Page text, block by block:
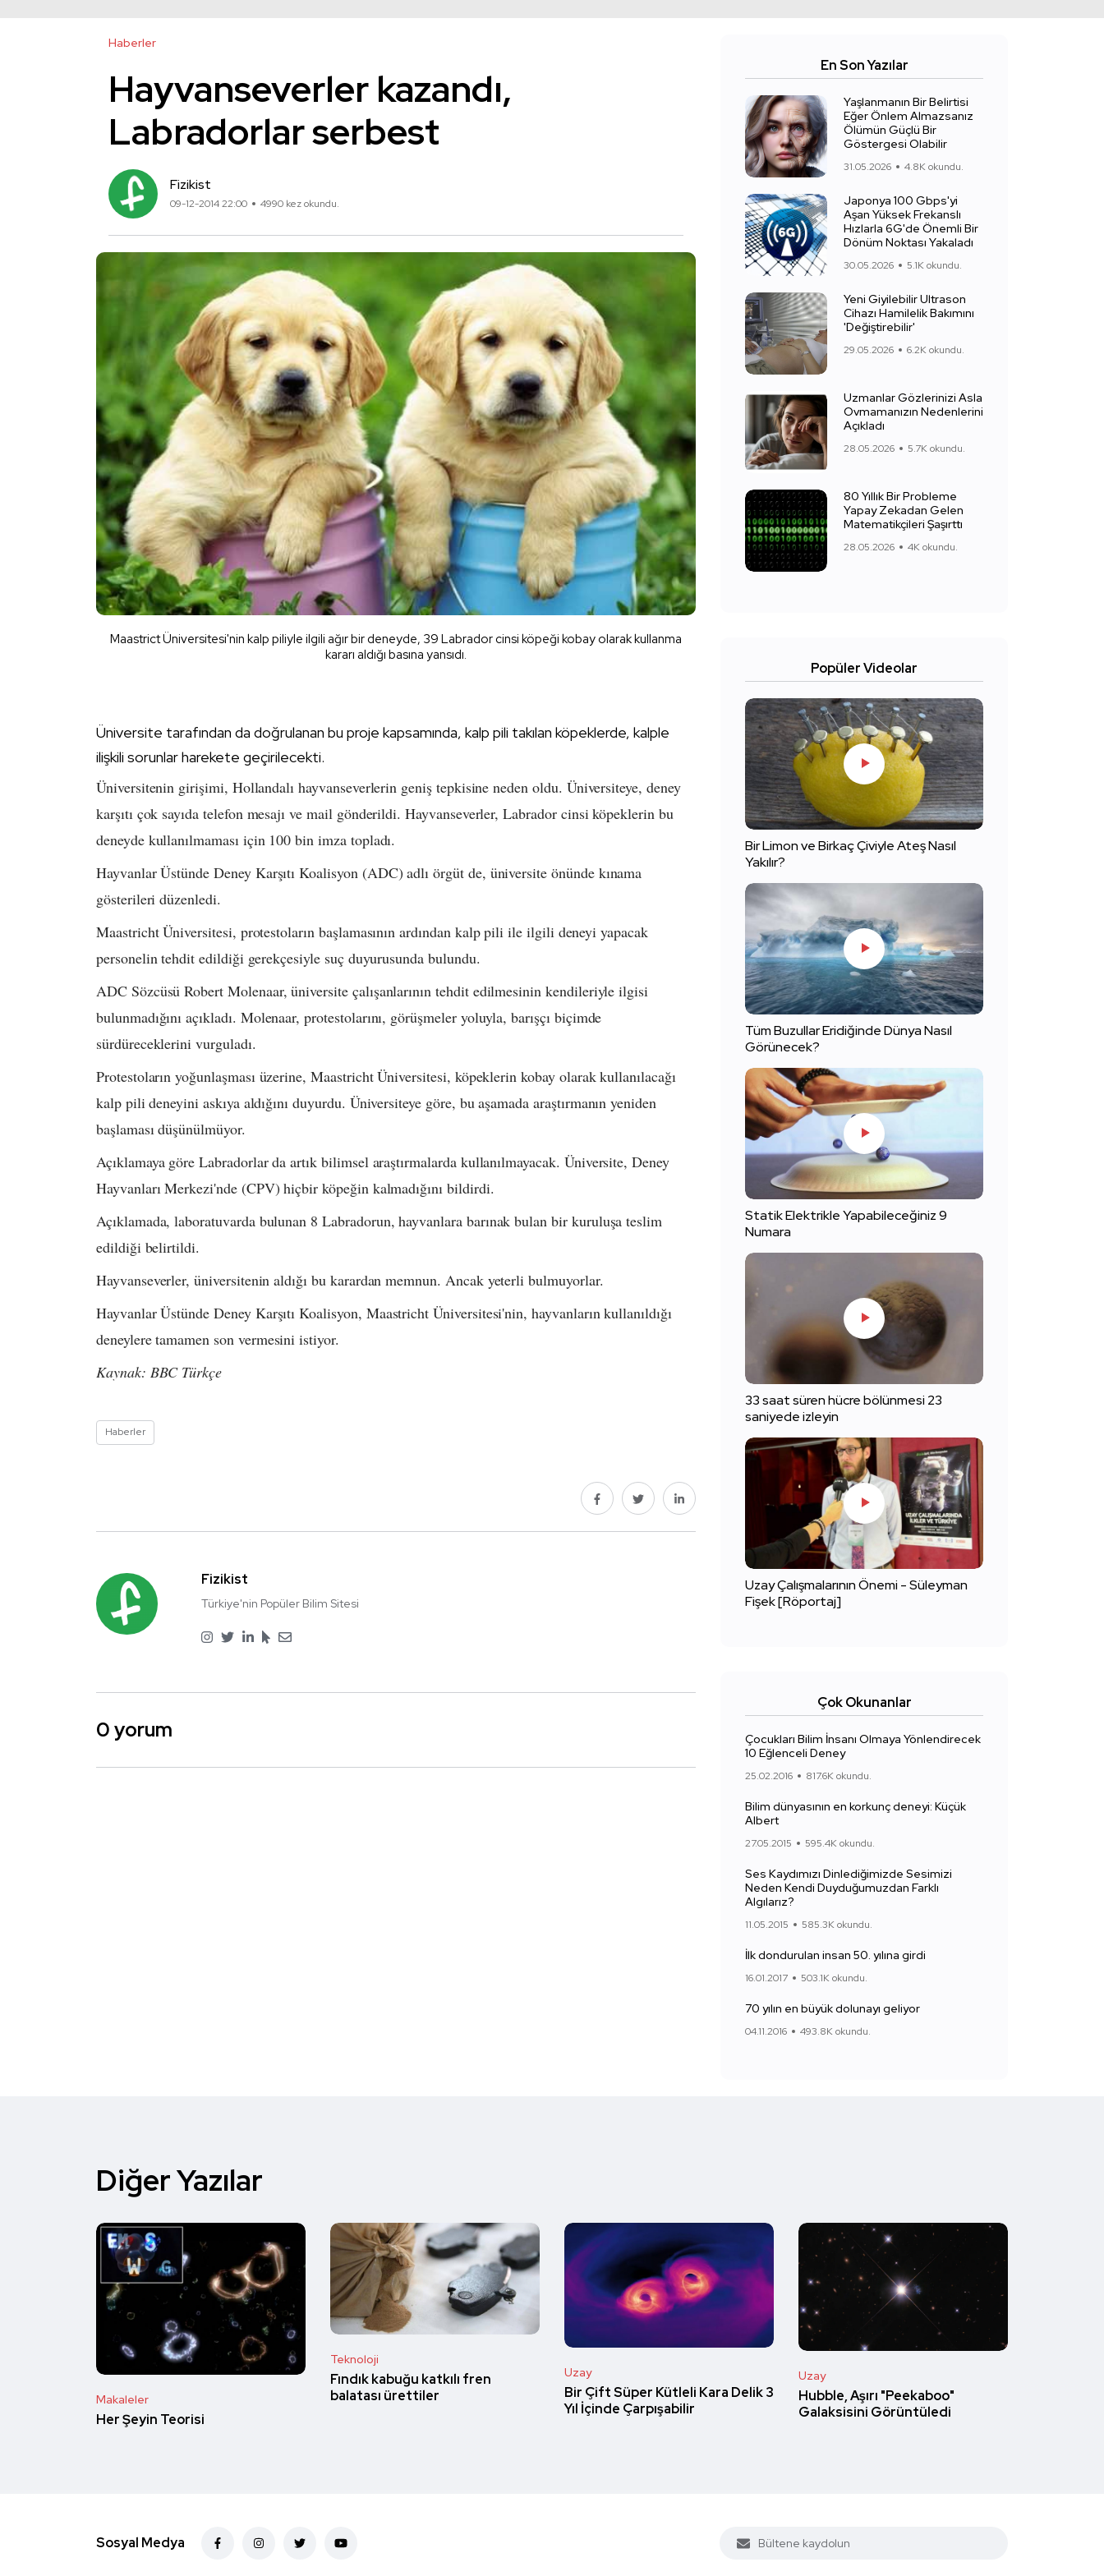
Haberler
Hayvanseverler kazandı,
Labradorlar serbest
Fizikist
09-12-2014 22:00 4990 kez okundu.
Maastrict Üniversitesi'nin kalp piliyle ilgili ağır bir deneyde, 39 Labrador cinsi köpeği kobay olarak kullanma
kararı aldığı basına yansıdı.
Üniversite tarafından da doğrulanan bu proje kapsamında, kalp pili takılan köpeklerde, kalple
ilişkili sorunlar harekete geçirilecekti.
Üniversitenin girişimi, Hollandalı hayvanseverlerin geniş tepkisine neden oldu. Üniversiteye, deney
karşıtı çok sayıda telefon mesajı ve mail gönderildi. Hayvanseverler, Labrador cinsi köpeklerin bu
deneyde kullanılmaması için 100 bin imza topladı.
Hayvanlar Üstünde Deney Karşıtı Koalisyon (ADC) adlı örgüt de, üniversite önünde kınama
gösterileri düzenledi.
Maastricht Üniversitesi, protestoların başlamasının ardından kalp pili ile ilgili deneyi yapacak
personelin tehdit edildiği gerekçesiyle suç duyurusunda bulundu.
ADC Sözcüsü Robert Molenaar, üniversite çalışanlarının tehdit edilmesinin kendileriyle ilgisi
bulunmadığını açıkladı. Molenaar, protestolarını, görüşmeler yoluyla, barışçı biçimde
sürdüreceklerini vurguladı.
Protestoların yoğunlaşması üzerine, Maastricht Üniversitesi, köpeklerin kobay olarak kullanılacağı
kalp pili deneyini askıya aldığını duyurdu. Üniversiteye göre, bu aşamada araştırmanın yeniden
başlaması düşünülmüyor.
Açıklamaya göre Labradorlar da artık bilimsel araştırmalarda kullanılmayacak. Üniversite, Deney
Hayvanları Merkezi'nde (CPV) hiçbir köpeğin kalmadığını bildirdi.
Açıklamada, laboratuvarda bulunan 8 Labradorun, hayvanlara barınak bulan bir kuruluşa teslim
edildiği belirtildi.
Hayvanseverler, üniversitenin aldığı bu karardan memnun. Ancak yeterli bulmuyorlar.
Hayvanlar Üstünde Deney Karşıtı Koalisyon, Maastricht Üniversitesi'nin, hayvanların kullanıldığı
deneylere tamamen son vermesini istiyor.
Kaynak: BBC Türkçe
Haberler
Fizikist
Türkiye'nin Popüler Bilim Sitesi
0 yorum
En Son Yazılar
Yaşlanmanın Bir Belirtisi
Eğer Önlem Almazsanız
Ölümün Güçlü Bir
Göstergesi Olabilir
31.05.2026 4.8K okundu.
Japonya 100 Gbps'yi
Aşan Yüksek Frekanslı
Hızlarla 6G'de Önemli Bir
Dönüm Noktası Yakaladı
30.05.2026 5.1K okundu.
Yeni Giyilebilir Ultrason
Cihazı Hamilelik Bakımını
'Değiştirebilir'
29.05.2026 6.2K okundu.
Uzmanlar Gözlerinizi Asla
Ovmamanızın Nedenlerini
Açıkladı
28.05.2026 5.7K okundu.
80 Yıllık Bir Probleme
Yapay Zekadan Gelen
Matematikçileri Şaşırttı
28.05.2026 4K okundu.
Popüler Videolar
Bir Limon ve Birkaç Çiviyle Ateş Nasıl
Yakılır?
Tüm Buzullar Eridiğinde Dünya Nasıl
Görünecek?
Statik Elektrikle Yapabileceğiniz 9
Numara
33 saat süren hücre bölünmesi 23
saniyede izleyin
Uzay Çalışmalarının Önemi - Süleyman
Fişek [Röportaj]
Çok Okunanlar
Çocukları Bilim İnsanı Olmaya Yönlendirecek
10 Eğlenceli Deney
25.02.2016 817.6K okundu.
Bilim dünyasının en korkunç deneyi: Küçük
Albert
27.05.2015 595.4K okundu.
Ses Kaydımızı Dinlediğimizde Sesimizi
Neden Kendi Duyduğumuzdan Farklı
Algılarız?
11.05.2015 585.3K okundu.
İlk dondurulan insan 50. yılına girdi
16.01.2017 503.1K okundu.
70 yılın en büyük dolunayı geliyor
04.11.2016 493.8K okundu.
Diğer Yazılar
Makaleler
Her Şeyin Teorisi
Teknoloji
Fındık kabuğu katkılı fren
balatası ürettiler
Uzay
Bir Çift Süper Kütleli Kara Delik 3
Yıl İçinde Çarpışabilir
Uzay
Hubble, Aşırı "Peekaboo"
Galaksisini Görüntüledi
Sosyal Medya